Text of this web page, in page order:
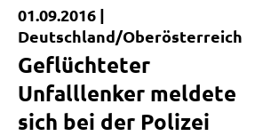
Kurzmeldung
01.09.2016 |
Deutschland/Oberösterreich
Geflüchteter
Unfalllenker meldete
sich bei der Polizei